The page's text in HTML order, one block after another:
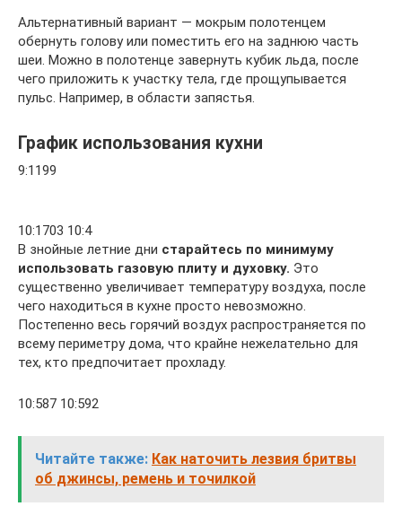
Альтернативный вариант — мокрым полотенцем
обернуть голову или поместить его на заднюю часть
шеи. Можно в полотенце завернуть кубик льда, после
чего приложить к участку тела, где прощупывается
пульс. Например, в области запястья.
График использования кухни
9:1199
10:1703 10:4
В знойные летние дни старайтесь по минимуму
использовать газовую плиту и духовку. Это
существенно увеличивает температуру воздуха, после
чего находиться в кухне просто невозможно.
Постепенно весь горячий воздух распространяется по
всему периметру дома, что крайне нежелательно для
тех, кто предпочитает прохладу.
10:587 10:592
Читайте также: Как наточить лезвия бритвы
об джинсы, ремень и точилкой